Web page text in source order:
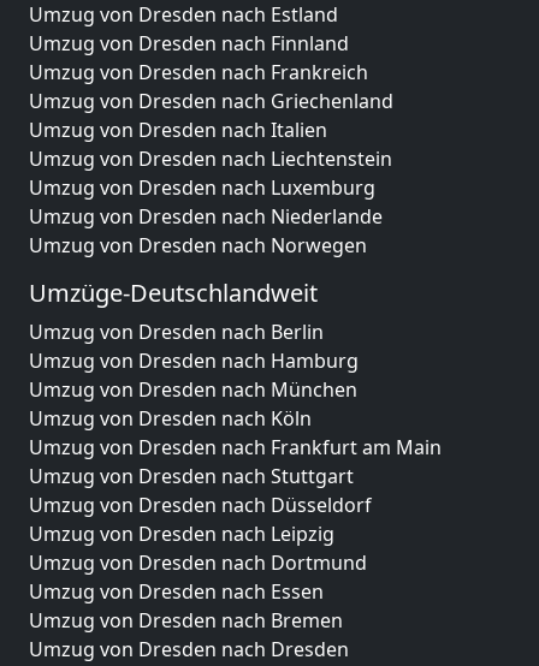
Umzug von Dresden nach Estland
Umzug von Dresden nach Finnland
Umzug von Dresden nach Frankreich
Umzug von Dresden nach Griechenland
Umzug von Dresden nach Italien
Umzug von Dresden nach Liechtenstein
Umzug von Dresden nach Luxemburg
Umzug von Dresden nach Niederlande
Umzug von Dresden nach Norwegen
Umzüge-Deutschlandweit
Umzug von Dresden nach Berlin
Umzug von Dresden nach Hamburg
Umzug von Dresden nach München
Umzug von Dresden nach Köln
Umzug von Dresden nach Frankfurt am Main
Umzug von Dresden nach Stuttgart
Umzug von Dresden nach Düsseldorf
Umzug von Dresden nach Leipzig
Umzug von Dresden nach Dortmund
Umzug von Dresden nach Essen
Umzug von Dresden nach Bremen
Umzug von Dresden nach Dresden